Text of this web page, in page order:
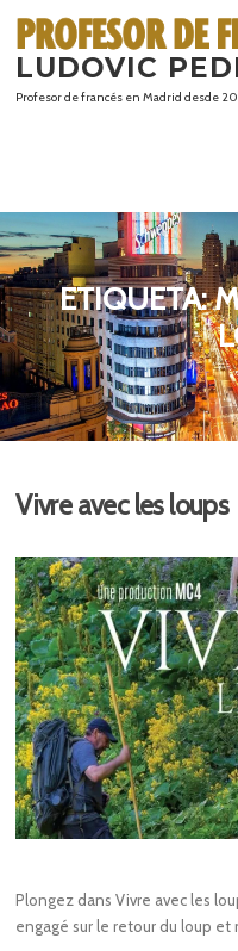
contenido
LUDOVIC
Profesor de francés en Madrid desde
ETIQUETA:
Vivre avec les loups
Plongez dans Vivre avec les
engagé sur le retour du loup et